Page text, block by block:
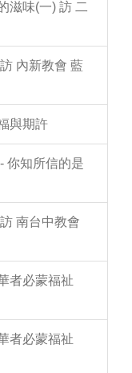
滋味(一) 訪 二
內新教會 藍
與期許
你知所信的是
南台中教會
者必蒙福祉
者必蒙福祉